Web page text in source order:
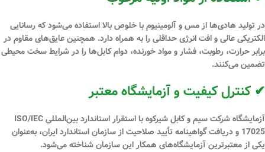
در تولید هادی‌ها ازمس و آلومینیوم با خلوص بالااستفاده می‌شود که رسانایی
الکتریکی عالی و افت انرژی حداقلی را به همراه دارد. همچنینعایق‌های مقاوم در
برابر حرارت، رطوبت، فشار و مواد خورنده، دوام کابل‌ها را در شرایط سخت محیطی
تضمین می‌کنند.
✔ کنترل کیفیت و آزمایشگاه معتبر
آزمایشگاه شرکت سیم و کابل شیرکوه با استقرار استاندارد بین‌المللیISO/IEC
17025 و دریافت گواهینامه تأیید صلاحیت از سازمان استاندارد ایران، به‌عنوان
یکی از معتبرترین آزمایشگاه‌های همکار این سازمان شناخته می‌شود.